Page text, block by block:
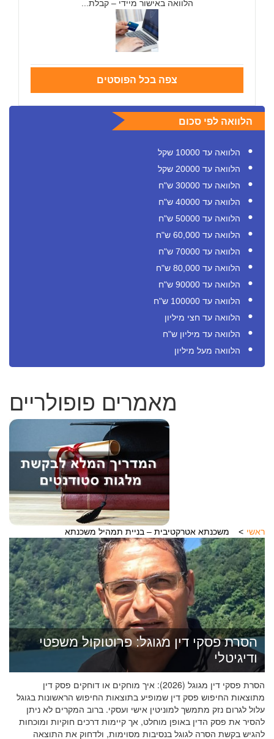
הלוואה באישור מיידי – קבלת...
צפה בכל הפוסטים
הלוואה לפי סכום
הלוואה עד 10000 שקל
הלוואה עד 20000 שקל
הלוואה עד 30000 ש"ח
הלוואה עד 40000 ש"ח
הלוואה עד 50000 ש"ח
הלוואה עד 60,000 ש"ח
הלוואה עד 70000 ש"ח
הלוואה עד 80,000 ש"ח
הלוואה עד 90000 ש"ח
הלוואה עד 100000 ש"ח
הלוואה עד חצי מיליון
הלוואה עד מיליון ש"ח
הלוואה מעל מיליון
מאמרים פופולריים
ראשי משכנתא אטרקטיבית – בניית תמהיל משכנתא
הסרת פסקי דין מגוגל: פרוטוקול משפטי
ודיגיטלי
הסרת פסקי דין מגוגל (2026): איך מוחקים או דוחקים פסק דין
מתוצאות החיפוש פסק דין שמופיע בתוצאות החיפוש הראשונות בגוגל
עלול לגרום נזק מתמשך למוניטין אישי ועסקי. ברוב המקרים לא ניתן
להסיר את פסק הדין באופן מוחלט, אך קיימות דרכים חוקיות ומוכחות
להגיש בקשת הסרה לגוגל בנסיבות מסוימות, ולדחוק את התוצאה